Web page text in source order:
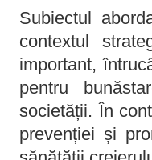
Subiectul
contextul
important,
pentru
societății. În
prevenției și